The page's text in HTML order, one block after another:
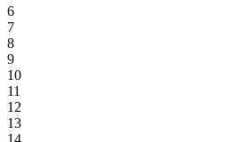
6
7
8
9
10
11
12
13
14